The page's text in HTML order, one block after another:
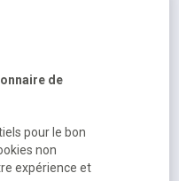
occasionée.
à l'accueil
de
pour le bon
non
expérience et